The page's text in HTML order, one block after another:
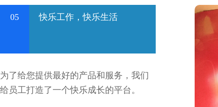
05 快乐工作，快乐生活
为了给您提供最好的产品和服务，我们
给员工打造了一个快乐成长的平台。